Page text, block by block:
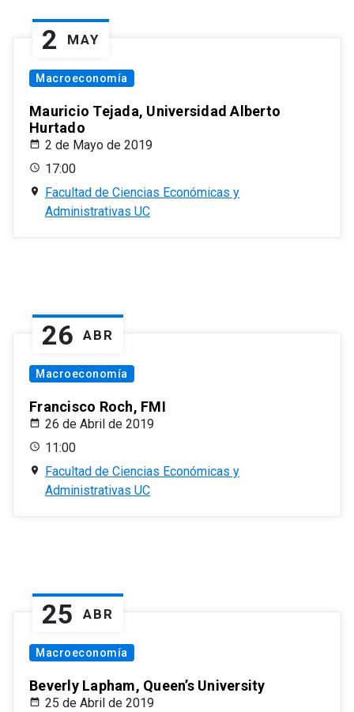
2 MAY
Macroeconomía
Mauricio Tejada, Universidad Alberto
Hurtado
2 de Mayo de 2019
17:00
Facultad de Ciencias Económicas y
Administrativas UC
26 ABR
Macroeconomía
Francisco Roch, FMI
26 de Abril de 2019
11:00
Facultad de Ciencias Económicas y
Administrativas UC
25 ABR
Macroeconomía
Beverly Lapham, Queen’s University
25 de Abril de 2019